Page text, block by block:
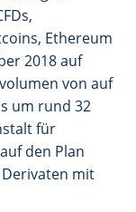
Ethereum
2018 auf
von auf
um rund 32
für
den Plan
mit